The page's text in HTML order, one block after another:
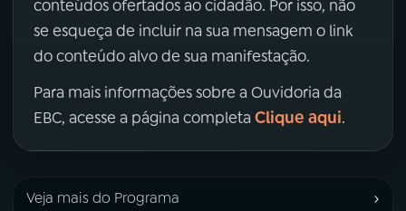
conteúdos ofertados ao cidadão. Por isso, não
se esqueça de incluir na sua mensagem o link
do conteúdo alvo de sua manifestação.
Para mais informações sobre a Ouvidoria da
EBC, acesse a página completa Clique aqui.
Veja mais do Programa ›